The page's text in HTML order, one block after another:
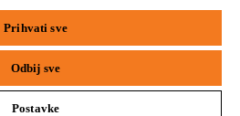
Beograd
Chrome
Prihvati sve
Odbij sve
Postavke